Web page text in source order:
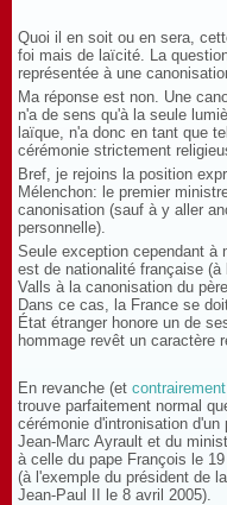
Quoi il en soit ou en sera,
foi mais de laïcité. La
représentée à une
Ma réponse est non. Une
n'a de sens qu'à la seule
laïque, n'a donc en tant que
cérémonie strictement
Bref, je rejoins la position
Mélenchon: le premier
canonisation (sauf à y aller
personnelle).
Seule exception cependant à
est de nationalité française (à
Valls à la canonisation du père
Dans ce cas, la France se
État étranger honore un de
hommage revêt un caractère
En revanche (et
trouve parfaitement normal
cérémonie d'intronisation
Jean-Marc Ayrault et du
à celle du pape François le
(à l'exemple du président de
Jean-Paul II le 8 avril 2005).